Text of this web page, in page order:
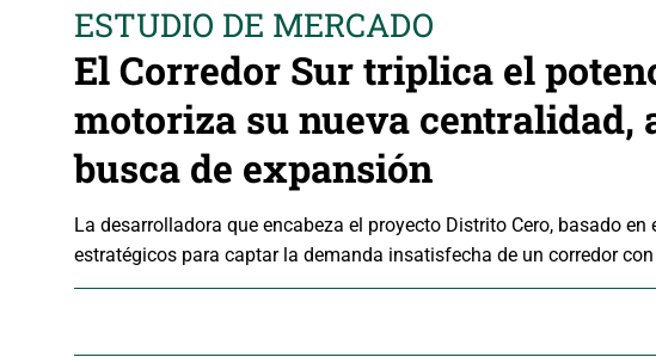
ESTUDIO DE MERCADO
El Corredor Sur triplica el
motoriza su nueva centralidad,
busca de expansión
La desarrolladora que encabeza el proyecto Distrito Cero, basado
estratégicos para captar la demanda insatisfecha de un corredor